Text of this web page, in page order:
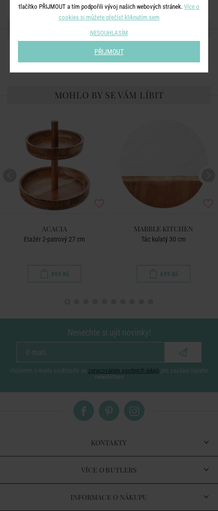
SDÍLEJTE S PŘÁTELI
MOHLO BY SE VÁM LÍBIT
ACACIA
Etažér 2-patrový 27 cm
999 Kč
MARBLE KITCHEN
Tác kulatý 30 cm
699 Kč
Nenechte si ujít novinky!
vložením e-mailu souhlasíte se zpracováním osobních údajů pro zasílání našeho
newsletteru
KONTAKTY
VÍCE O BUTLERS
INFORMACE O NÁKUPU
tlačítko PŘIJMOUT a tím podpořili vývoj našich webových stránek. Více o
cookies si můžete přečíst kliknutím sem
NESOUHLASÍM
PŘIJMOUT